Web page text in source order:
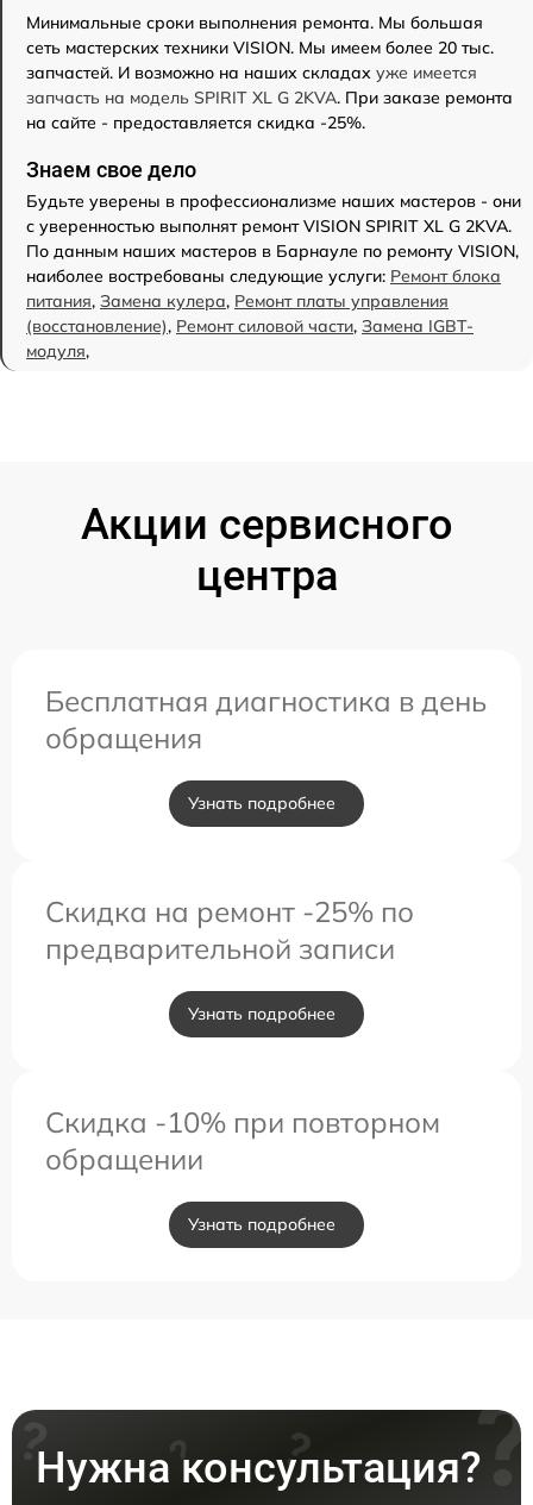
Минимальные сроки выполнения ремонта. Мы большая
сеть мастерских техники VISION. Мы имеем более 20 тыс.
запчастей. И возможно на наших складах уже имеется
запчасть на модель SPIRIT XL G 2KVA. При заказе ремонта
на сайте - предоставляется скидка -25%.
Знаем свое дело
Будьте уверены в профессионализме наших мастеров - они
с уверенностью выполнят ремонт VISION SPIRIT XL G 2KVA.
По данным наших мастеров в Барнауле по ремонту VISION,
наиболее востребованы следующие услуги: Ремонт блока
питания, Замена кулера, Ремонт платы управления
(восстановление), Ремонт силовой части, Замена IGBT-
модуля,
Акции сервисного
центра
Бесплатная диагностика в день
обращения
Узнать подробнее
Скидка на ремонт -25% по
предварительной записи
Узнать подробнее
Скидка -10% при повторном
обращении
Узнать подробнее
Нужна консультация?